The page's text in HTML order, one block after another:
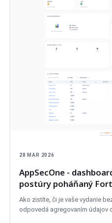
28 MAR 2026
AppSecOne -
postúry poháňaný
Ako zistíte, či je vaše vydanie
odpovedá agregovaním údajov